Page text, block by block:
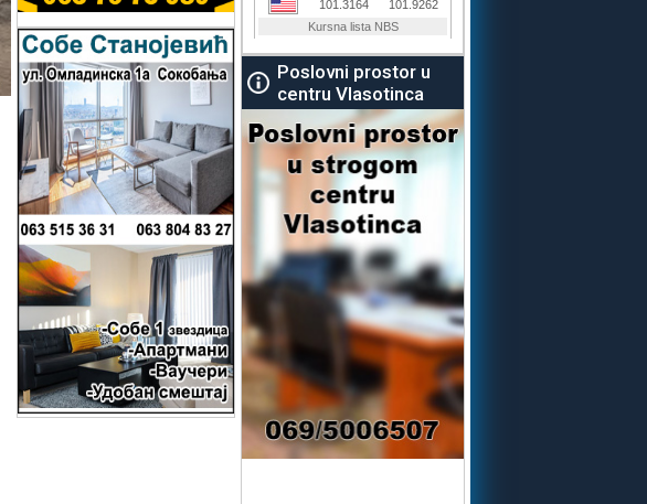
Poslovni prostor u
centru Vlasotinca